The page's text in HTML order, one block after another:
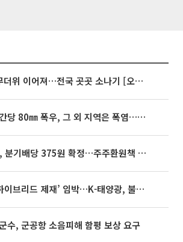
35도 안팎 무더위 이어져…전국 곳곳 소나기 [오늘 날씨]
동해안은 시간당 80㎜ 폭우, 그 외 지역은 폭염…‘극과 극 날씨’
SK하이닉스, 분기배당 375원 확정…주주환원책 9월로 앞당겨 발표
美 ‘232조 하이브리드 제재’ 임박…K-태양광, 불확실성 털고 날개 다나
수, 군공항 소음피해 함평 보상 요구